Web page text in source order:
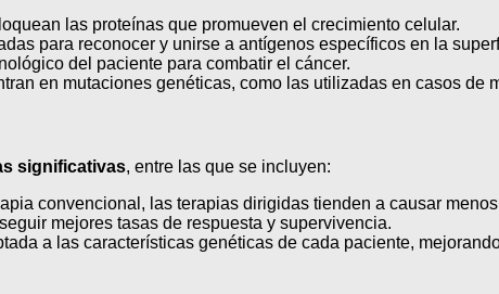
las proteínas que promueven el crecimiento celular.
para reconocer y unirse a antígenos específicos en la
del paciente para combatir el cáncer.
en mutaciones genéticas, como las utilizadas en casos de
significativas, entre las que se incluyen:
convencional, las terapias dirigidas tienden a causar
mejores tasas de respuesta y supervivencia.
a las características genéticas de cada paciente,